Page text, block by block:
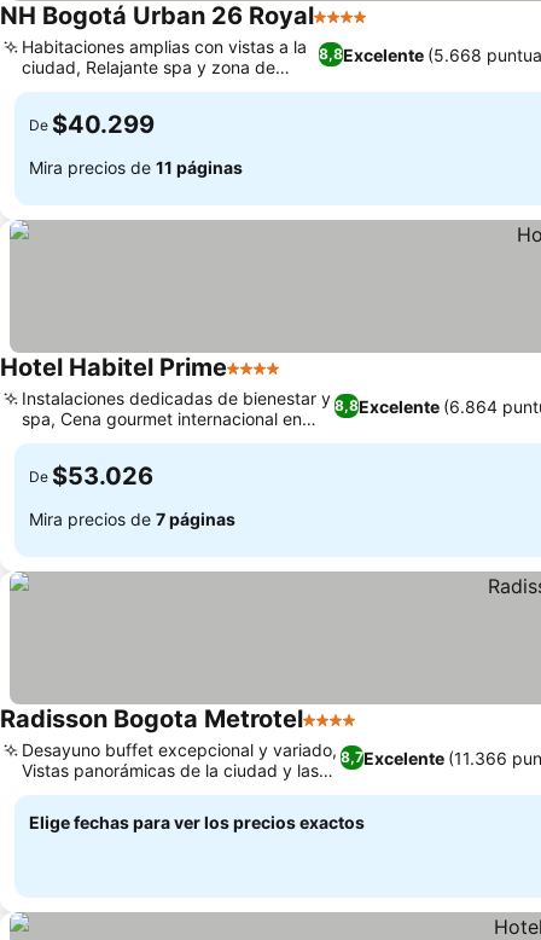
NH Bogotá Urban 26 Royal4 Estrellas
8,8Excelente (5.668
Habitaciones amplias con vistas a la
ciudad, Relajante spa y zona de
bienestar
De $40.299
Mira precios de 11 páginas
Hotel Habitel Prime4 Estrellas
8,8Excelente (6.864
Instalaciones dedicadas de bienestar y
spa, Cena gourmet internacional en
Manduka
De $53.026
Mira precios de 7 páginas
Radisson Bogota Metrotel4 Estrellas
8,7Excelente (11.366
Desayuno buffet excepcional y variado,
Vistas panorámicas de la ciudad y las
montañas
Elige fechas para ver los precios exactos